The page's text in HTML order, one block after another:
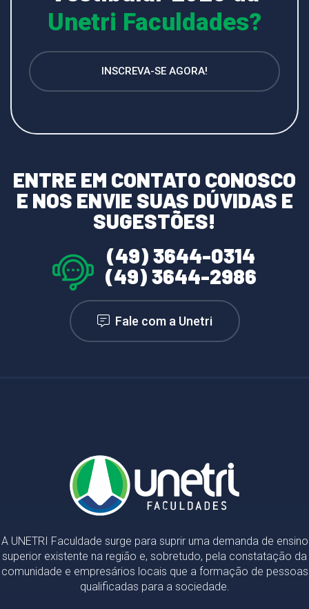
Unetri Faculdades?
INSCREVA-SE AGORA!
ENTRE EM CONTATO CONOSCO
E NOS ENVIE SUAS DÚVIDAS E
SUGESTÕES!
(49) 3644-0314
(49) 3644-2986
Fale com a Unetri
A UNETRI Faculdade surge para suprir uma demanda de ensino
superior existente na região e, sobretudo, pela constatação da
comunidade e empresários locais que a formação de pessoas
qualificadas para a sociedade.